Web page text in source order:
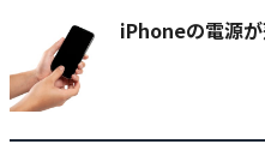
iPhoneの電源が